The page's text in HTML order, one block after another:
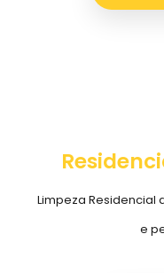
Limpeza
e